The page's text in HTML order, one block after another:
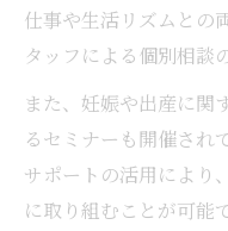
仕事や生活リズムとの
タッフによる個別相談
また、妊娠や出産に関
るセミナーも開催され
サポートの活用により
に取り組むことが可能